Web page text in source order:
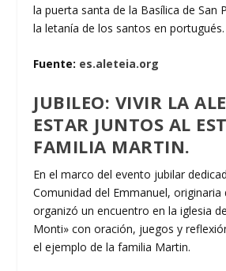
la puerta santa de la Basílica de San
la letanía de los santos en portugués.
Fuente: es.aleteia.org
JUBILEO: VIVIR LA
ESTAR JUNTOS AL
FAMILIA MARTIN.
En el marco del evento jubilar
Comunidad del Emmanuel, originaria
organizó un encuentro en la iglesia
Monti» con oración, juegos y
el ejemplo de la familia Martin.